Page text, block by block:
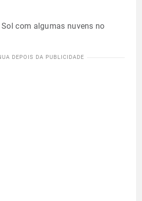
com algumas nuvens no